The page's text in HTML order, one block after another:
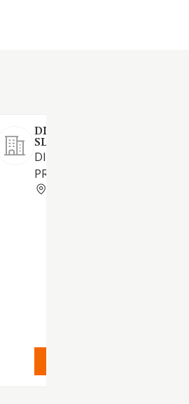
DISTRIBUCIONES
SL.
DISTRIBUCION DE BEBIDAS
PRODUCTOS LACTEOS